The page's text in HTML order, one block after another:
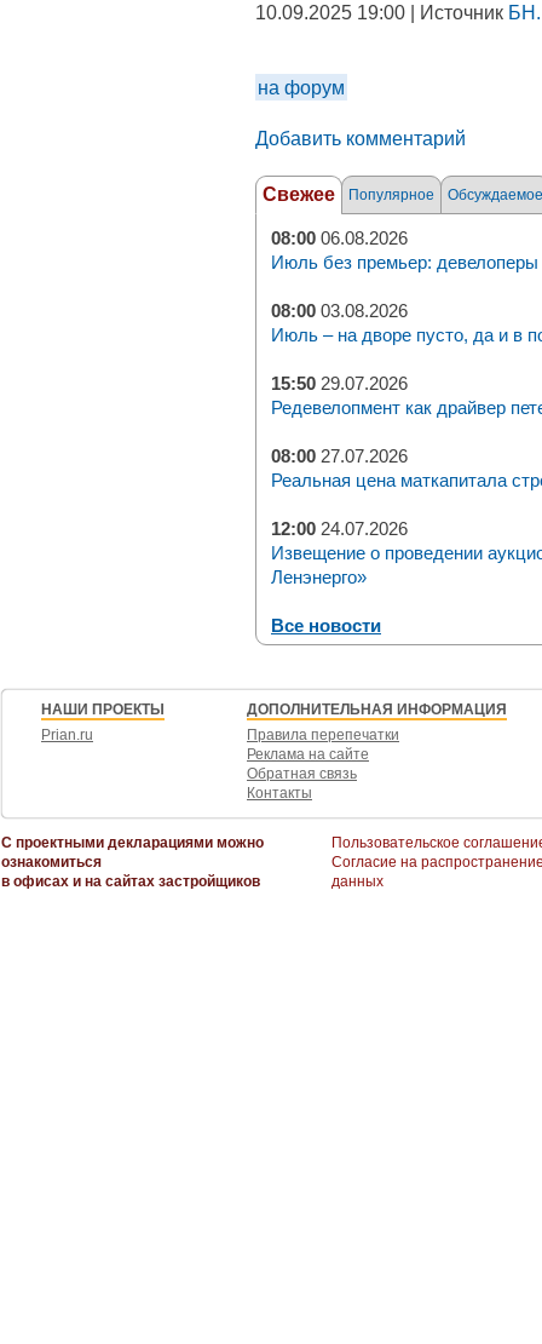
10.09.2025 19:00 | Источник
на форум
Добавить комментарий
Свежее Популярное Обсуждаемое
08:00 06.08.2026
Июль без премьер: девелоперы
08:00 03.08.2026
Июль – на дворе пусто, да и в
15:50 29.07.2026
Редевелопмент как драйвер
08:00 27.07.2026
Реальная цена маткапитала
12:00 24.07.2026
Извещение о проведении
Ленэнерго»
Все новости
НАШИ ПРОЕКТЫ
Prian.ru
ДОПОЛНИТЕЛЬНАЯ ИНФОРМАЦИЯ
Правила перепечатки
Реклама на сайте
Обратная связь
Контакты
С проектными декларациями можно
ознакомиться
в офисах и на сайтах застройщиков
Пользовательское
Согласие на
данных